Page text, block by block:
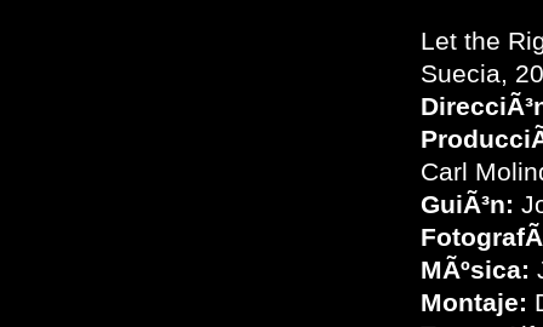
Let the
Suecia,
Carl
GuiÃ³n:
MÃºsica:
Montaje: